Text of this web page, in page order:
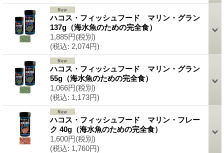
ハコス・フィッシュフード マリン・グラン
137g（海水魚のための完全食）
1,885円(税別)
(税込: 2,074円)
ハコス・フィッシュフード マリン・グラン
55g（海水魚のための完全食）
1,066円(税別)
(税込: 1,173円)
ハコス・フィッシュフード マリン・フレー
ク 40g（海水魚のための完全食）
1,600円(税別)
(税込: 1,760円)